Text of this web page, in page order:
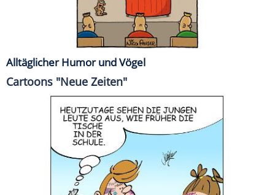
Alltäglicher Humor und Vögel
Cartoons "Neue Zeiten"